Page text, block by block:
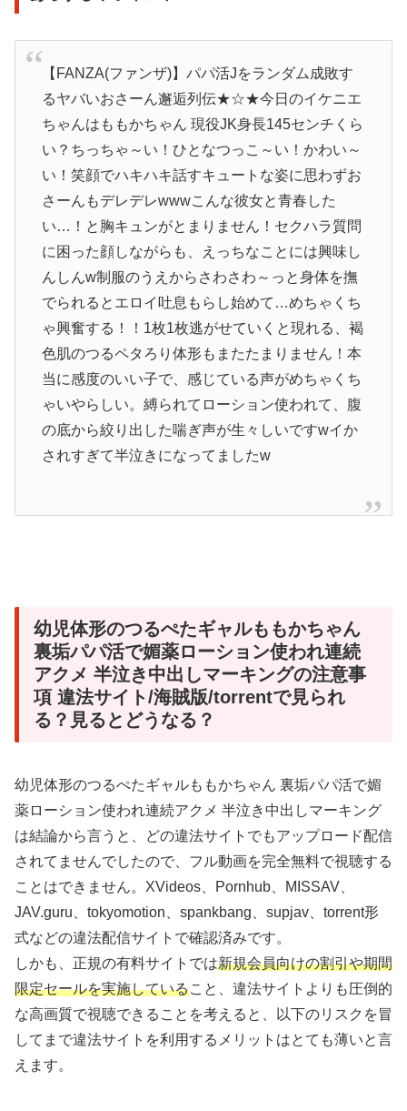
【FANZA(ファンザ)】パパ活Jをランダム成敗す
るヤバいおさーん邂逅列伝★☆★今日のイケニエ
ちゃんはももかちゃん 現役JK身長145センチくら
い？ちっちゃ～い！ひとなつっこ～い！かわい～
い！笑顔でハキハキ話すキュートな姿に思わずお
さーんもデレデレwwwこんな彼女と青春した
い…！と胸キュンがとまりません！セクハラ質問
に困った顔しながらも、えっちなことには興味し
んしんw制服のうえからさわさわ～っと身体を撫
でられるとエロイ吐息もらし始めて…めちゃくち
ゃ興奮する！！1枚1枚逃がせていくと現れる、褐
色肌のつるペタろり体形もまたたまりません！本
当に感度のいい子で、感じている声がめちゃくち
ゃいやらしい。縛られてローション使われて、腹
の底から絞り出した喘ぎ声が生々しいですwイか
されすぎて半泣きになってましたw
幼児体形のつるぺたギャルももかちゃん
裏垢パパ活で媚薬ローション使われ連続
アクメ 半泣き中出しマーキングの注意事
項 違法サイト/海賊版/torrentで見られ
る？見るとどうなる？
幼児体形のつるぺたギャルももかちゃん 裏垢パパ活で媚
薬ローション使われ連続アクメ 半泣き中出しマーキング
は結論から言うと、どの違法サイトでもアップロード配信
されてませんでしたので、フル動画を完全無料で視聴する
ことはできません。XVideos、Pornhub、MISSAV、
JAV.guru、tokyomotion、spankbang、supjav、torrent形
式などの違法配信サイトで確認済みです。
しかも、正規の有料サイトでは新規会員向けの割引や期間
限定セールを実施していること、違法サイトよりも圧倒的
な高画質で視聴できることを考えると、以下のリスクを冒
してまで違法サイトを利用するメリットはとても薄いと言
えます。